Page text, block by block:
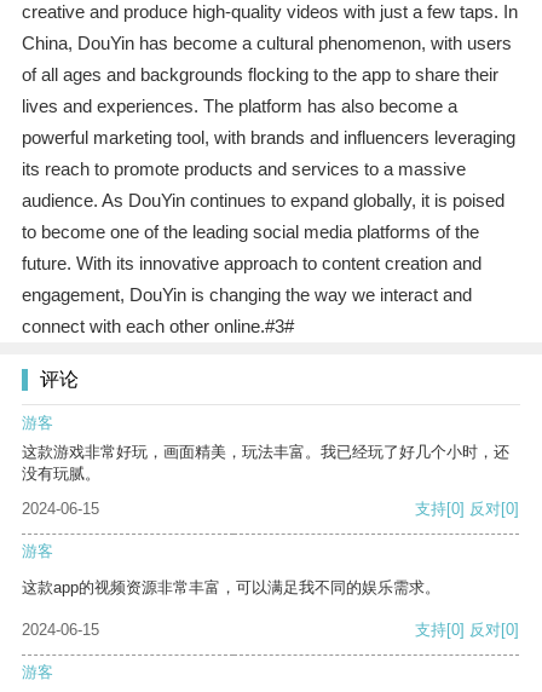
creative and produce high-quality videos with just a few taps. In
China, DouYin has become a cultural phenomenon, with users
of all ages and backgrounds flocking to the app to share their
lives and experiences. The platform has also become a
powerful marketing tool, with brands and influencers leveraging
its reach to promote products and services to a massive
audience. As DouYin continues to expand globally, it is poised
to become one of the leading social media platforms of the
future. With its innovative approach to content creation and
engagement, DouYin is changing the way we interact and
connect with each other online.#3#
评论
游客
这款游戏非常好玩，画面精美，玩法丰富。我已经玩了好几个小时，还
没有玩腻。
2024-06-15
支持[0] 反对[0]
游客
这款app的视频资源非常丰富，可以满足我不同的娱乐需求。
2024-06-15 支持[0] 反对[0]
游客